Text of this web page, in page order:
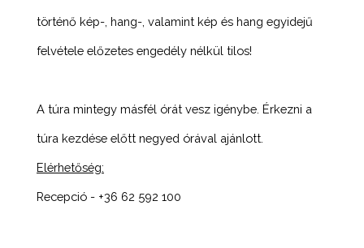
történő kép-, hang-, valamint kép és hang egyidejű
felvétele előzetes engedély nélkül tilos!
A túra mintegy másfél órát vesz igénybe. Érkezni a
túra kezdése előtt negyed órával ajánlott.
Elérhetőség:
Recepció - +36 62 592 100